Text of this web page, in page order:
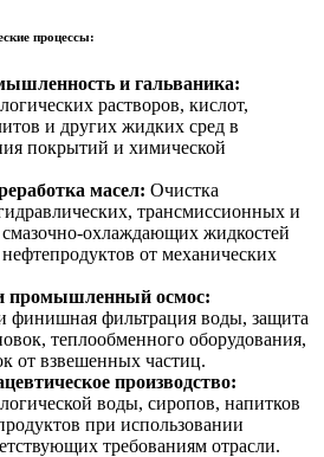
процессы:
и гальваника:
растворов, кислот,
и других жидких сред в
покрытий и химической
масел: Очистка
трансмиссионных и
охлаждающих жидкостей
от механических
промышленный осмос:
финишная фильтрация воды, защита
теплообменного оборудования,
от взвешенных частиц.
производство:
воды, сиропов, напитков
при использовании
требованиям отрасли.